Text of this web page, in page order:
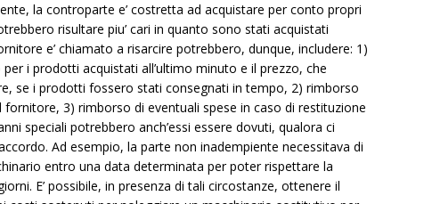
la controparte e’ costretta ad acquistare per conto propri
risultare piu’ cari in quanto sono stati acquistati
e’ chiamato a risarcire potrebbero, dunque, includere: 1)
i prodotti acquistati all’ultimo minuto e il prezzo, che
se i prodotti fossero stati consegnati in tempo, 2) rimborso
3) rimborso di eventuali spese in caso di restituzione
speciali potrebbero anch’essi essere dovuti, qualora ci
Ad esempio, la parte non inadempiente necessitava di
entro una data determinata per poter rispettare la
E’ possibile, in presenza di tali circostanze, ottenere il